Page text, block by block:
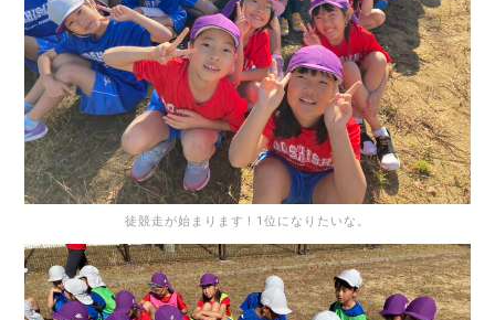
徒競走が始まります！1位になりたいな。